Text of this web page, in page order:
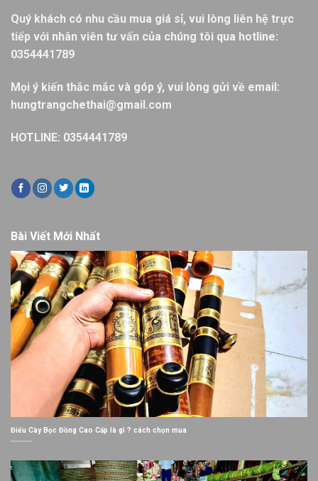
Quý khách có nhu cầu mua giá sỉ, vui lòng liên hệ trực
tiếp với nhân viên tư vấn của chúng tôi qua hotline:
0354441789
Mọi ý kiến thắc mắc và góp ý, vui lòng gửi về email:
hungtrangchethai@gmail.com
HOTLINE: 0354441789
Bài Viết Mới Nhất
Điếu Cày Bọc Đồng Cao Cấp là gì ? cách chọn mua